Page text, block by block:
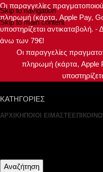
Skip to navigation
Skip to main content
Οι παραγγελίες
πληρωμή (κάρτα, Apple Pay,
υποστηρίζεται αντικαταβολή.
άνω των 79€!
Οι παραγγελίες
πληρωμή (κάρτα, Apple
ΚΑΤΗΓΟΡΙΕΣ
ΑΡΧΙΚΗΠΟΙΟΙ ΕΙΜΑΣΤΕ
Αναζήτηση